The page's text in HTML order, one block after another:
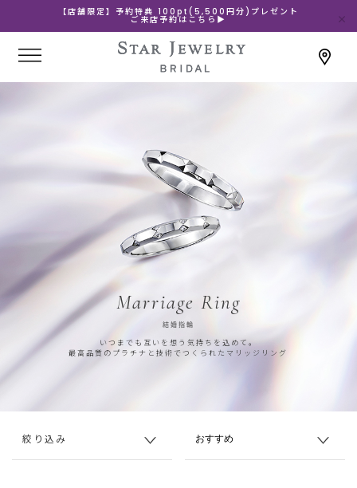
【店舗限定】予約特典 100pt(5,500円分)プレゼント
ご来店予約はこちら▶
Marriage Ring
結婚指輪
いつまでも互いを想う気持ちを込めて。
最高品質のプラチナと技術でつくられたマリッジリング
絞り込み